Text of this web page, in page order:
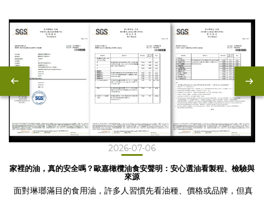
2026-07-06
家裡的油，真的安全嗎？歐嘉橄欖油食安聲明：安心選油看製程、檢驗與
來源
面對琳瑯滿目的食用油，許多人習慣先看油種、價格或品牌，但真